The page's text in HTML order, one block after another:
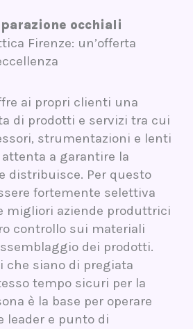
occhiali
Firenze: un’offerta
ai propri clienti una
di prodotti e servizi tra cui
strumentazioni e lenti
a garantire la
distribuisce. Per questo
fortemente selettiva
migliori aziende produttrici
controllo sui materiali
dei prodotti.
che siano di pregiata
tempo sicuri per la
è la base per operare
leader e punto di